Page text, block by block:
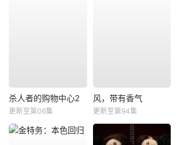
杀人者的购物中心2
更新至第06集
风，带有香气
更新至第94集